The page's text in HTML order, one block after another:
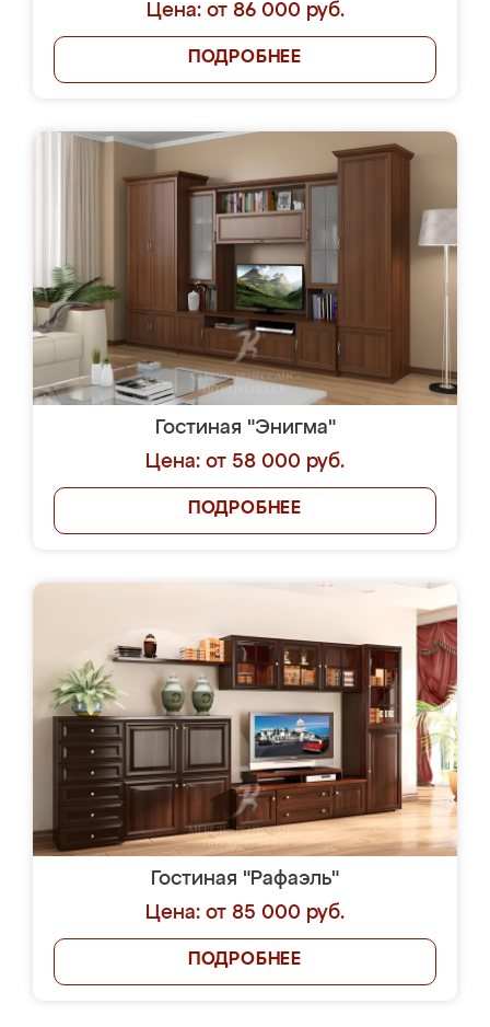
Цена: от 86 000 руб.
ПОДРОБНЕЕ
Гостиная "Энигма"
Цена: от 58 000 руб.
ПОДРОБНЕЕ
Гостиная "Рафаэль"
Цена: от 85 000 руб.
ПОДРОБНЕЕ